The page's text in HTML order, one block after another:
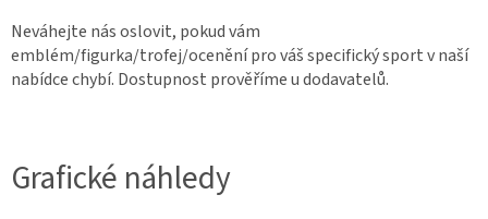
Neváhejte nás oslovit, pokud vám
emblém/figurka/trofej/ocenění pro váš specifický sport v naší
nabídce chybí. Dostupnost prověříme u dodavatelů.
Grafické náhledy